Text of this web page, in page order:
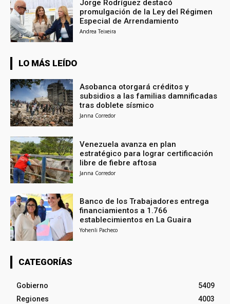
Jorge Rodríguez destacó
promulgación de la Ley del Régimen
Especial de Arrendamiento
Andrea Teixeira
LO MÁS LEÍDO
Asobanca otorgará créditos y
subsidios a las familias damnificadas
tras doblete sísmico
Janna Corredor
Venezuela avanza en plan
estratégico para lograr certificación
libre de fiebre aftosa
Janna Corredor
Banco de los Trabajadores entrega
financiamientos a 1.766
establecimientos en La Guaira
Yohenli Pacheco
CATEGORÍAS
Gobierno
5409
Regiones
4003